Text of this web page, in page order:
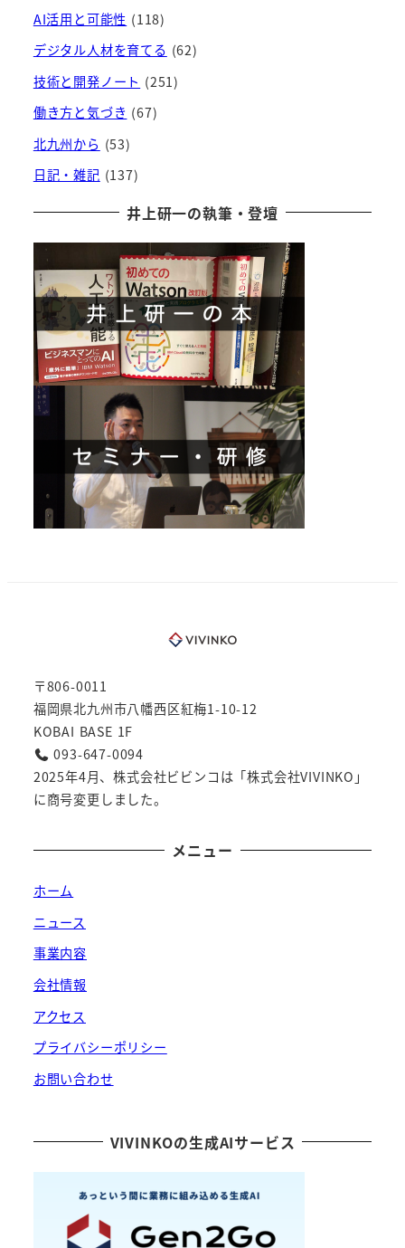
AI活用と可能性 (118)
デジタル人材を育てる (62)
技術と開発ノート (251)
働き方と気づき (67)
北九州から (53)
日記・雑記 (137)
井上研一の執筆・登壇
〒806-0011
福岡県北九州市八幡西区紅梅1-10-12
KOBAI BASE 1F
093-647-0094
2025年4月、株式会社ビビンコは「株式会社VIVINKO」
に商号変更しました。
メニュー
ホーム
ニュース
事業内容
会社情報
アクセス
プライバシーポリシー
お問い合わせ
VIVINKOの生成AIサービス